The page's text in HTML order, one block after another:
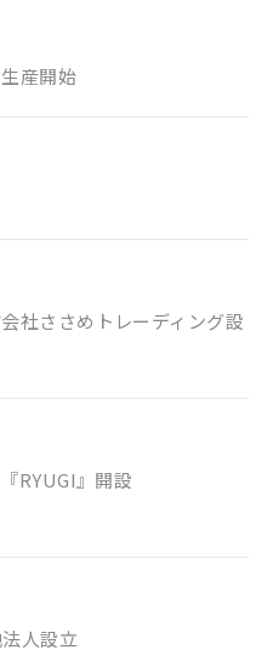
産開始
社ささめトレーディング設
RYUGI』開設
人設立